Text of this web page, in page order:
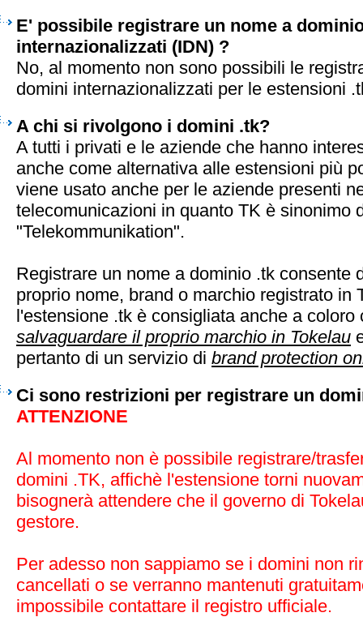
E' possibile registrare un nome a
internazionalizzati (IDN) ?
No, al momento non sono possibili le
domini internazionalizzati per le estensioni
A chi si rivolgono i domini .tk?
A tutti i privati e le aziende che hanno
anche come alternativa alle estensioni più
viene usato anche per le aziende presenti
telecomunicazioni in quanto TK è sinonimo
"Telekommunikation".
Registrare un nome a dominio .tk consente
proprio nome, brand o marchio registrato in
l'estensione .tk è consigliata anche a coloro
salvaguardare il proprio marchio in Tokelau
pertanto di un servizio di brand protection
Ci sono restrizioni per registrare un
ATTENZIONE
Al momento non è possibile registrare/
domini .TK, affichè l'estensione torni
bisognerà attendere che il governo di
gestore.
Per adesso non sappiamo se i domini non
cancellati o se verranno mantenuti
impossibile contattare il registro ufficiale.